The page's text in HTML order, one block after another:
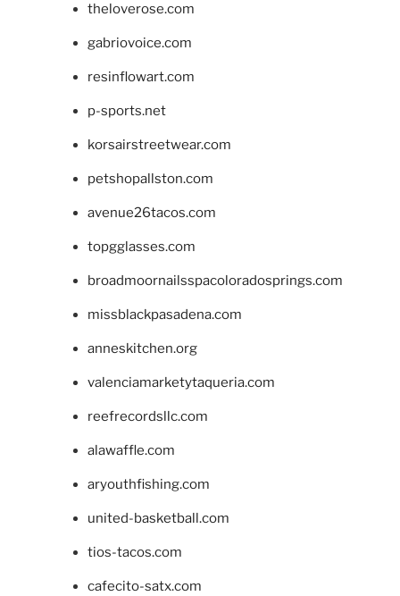
theloverose.com
gabriovoice.com
resinflowart.com
p-sports.net
korsairstreetwear.com
petshopallston.com
avenue26tacos.com
topgglasses.com
broadmoornailsspacoloradosprings.com
missblackpasadena.com
anneskitchen.org
valenciamarketytaqueria.com
reefrecordsllc.com
alawaffle.com
aryouthfishing.com
united-basketball.com
tios-tacos.com
cafecito-satx.com